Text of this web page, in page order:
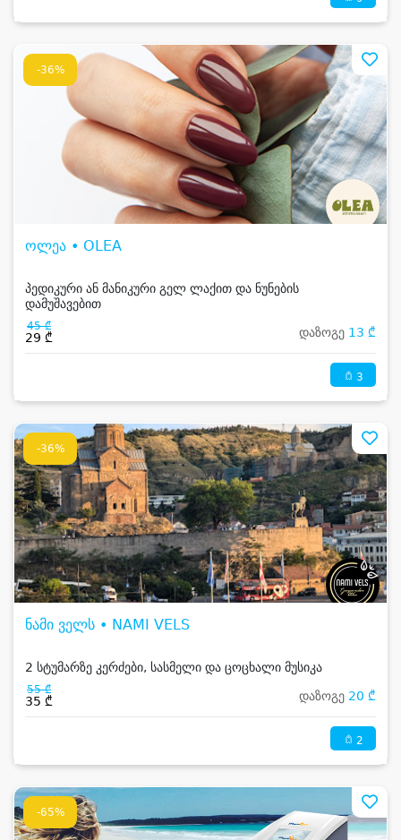
-36%
ოლეა • OLEA
პედიკური ან მანიკური გელ ლაქით და ნუნების
დამუშავებით
45 ₾
29 ₾ დაზოგე 13 ₾
3
-36%
ნამი ველს • NAMI VELS
2 სტუმარზე კერძები, სასმელი და ცოცხალი მუსიკა
55 ₾
35 ₾ დაზოგე 20 ₾
2
-65%